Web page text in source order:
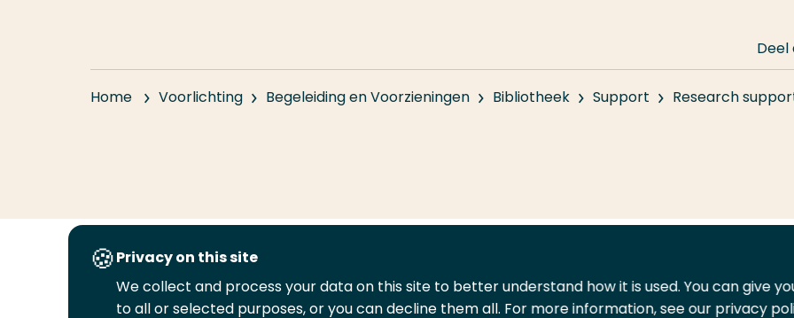
Home Voorlichting Begeleiding en Voorzieningen Bibliotheek Support Research
Deel
ons ons ons
ons
Privacy on this site
We collect and process your data on this site to better understand how it is used. You can give
to all or selected purposes, or you can decline them all. For more information, see our privacy